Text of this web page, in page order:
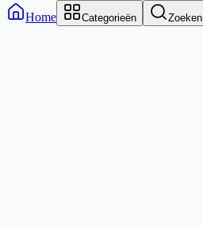
Home
Categorieën Zoeken